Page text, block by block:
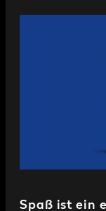
Spaß ist ein